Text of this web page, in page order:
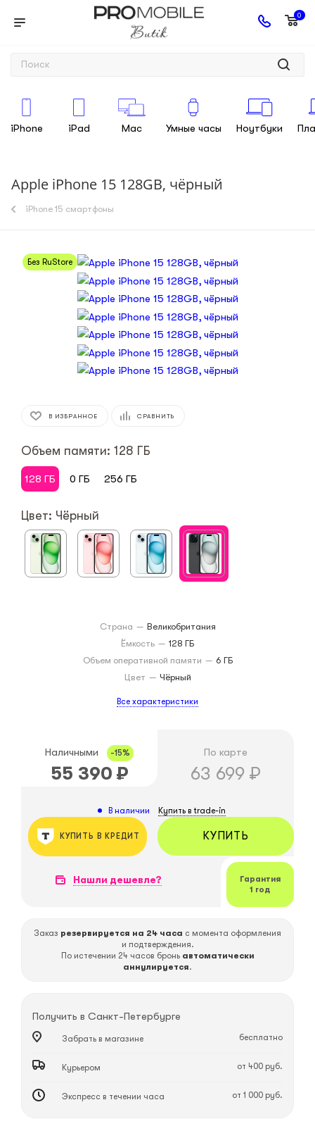
0
iPhone iPad Mac Умные часы Ноутбуки
Apple iPhone 15 128GB, чёрный
iPhone 15 смартфоны
Без RuStore
В ИЗБРАННОЕ СРАВНИТЬ
Объем памяти: 128 ГБ
128 ГБ 0 ГБ 256 ГБ
Цвет: Чёрный
Страна — Великобритания
Ёмкость — 128 ГБ
Объем оперативной памяти — 6 ГБ
Цвет — Чёрный
Все характеристики
Наличными -15%
55 390 ₽
По карте
63 699 ₽
В наличии Купить в trade-in
КУПИТЬ
КУПИТЬ В КРЕДИТ
Нашли дешевле?
Гарантия
1 год
Заказ резервируется на 24 часа с момента оформления
и подтверждения.
По истечении 24 часов бронь автоматически
аннулируется.
Получить в Санкт-Петербурге
Забрать в магазине бесплатно
Курьером от 400 руб.
Экспресс в течении часа от 1 000 руб.